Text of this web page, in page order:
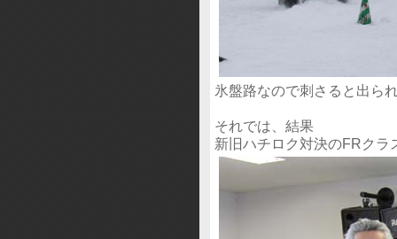
氷盤路なので刺さると出ら
それでは、結果
新旧ハチロク対決のFRク